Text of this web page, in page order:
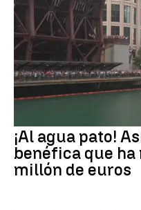
¡Al agua pato!
benéfica que
millón de euros